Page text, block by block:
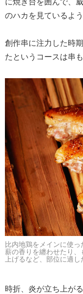
のハカを見ているよ
創作串に注力した時
たというコースは串
比内地鶏をメインに使
薪の香りを纏わせたり
上げるなど、部位に適
時折、炎が立ち上が